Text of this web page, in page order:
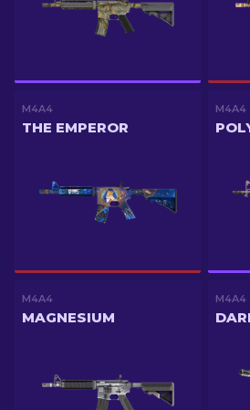
M4A4
THE EMPEROR
M4A4
M4A4
MAGNESIUM
M4A4